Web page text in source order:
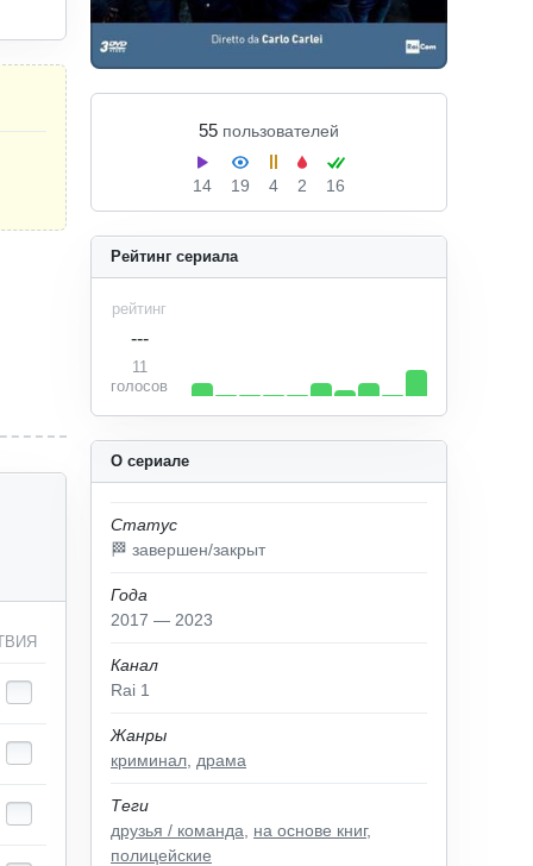
55 пользователей
14 19 4 2 16
О сериале
Статус
🏁 завершен/закрыт
Года
2017 — 2023
Канал
Rai 1
Жанры
криминал драма
Теги
друзья / команда
на основе книг,
полицейские
Рейтинг сериала
рейтинг
---
11
голосов